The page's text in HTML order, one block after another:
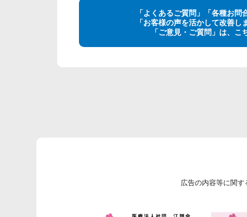
「よくあるご質問」「各種お問
「お客様の声を活かして改善し
「ご意見・ご質問」は、こ
広告の内容等に関